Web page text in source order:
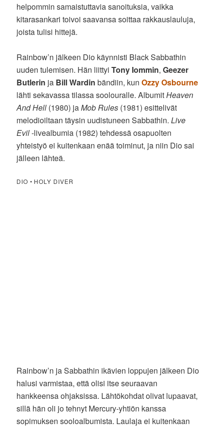
helpommin samaistuttavia sanoituksia, vaikka
kitarasankari toivoi saavansa soittaa rakkauslauluja,
joista tulisi hittejä.
Rainbow’n jälkeen Dio käynnisti Black Sabbathin
uuden tulemisen. Hän liittyiTony Iommin,Geezer
Butlerin ja Bill Wardinbändiin, kunOzzy Osbourne
lähti sekavassa tilassa soolouralle. AlbumitHeaven
And Hell (1980) jaMob Rules (1981) esittelivät
melodioiltaan täysin uudistuneen Sabbathin.Live
Evil-livealbumia (1982) tehdessä osapuolten
yhteistyö ei kuitenkaan enää toiminut, ja niin Dio sai
jälleen lähteä.
DIO • HOLY DIVER
Rainbow’n ja Sabbathin ikävien loppujen jälkeen Dio
halusi varmistaa, että olisi itse seuraavan
hankkeensa ohjaksissa. Lähtökohdat olivat lupaavat,
sillä hän oli jo tehnyt Mercury-yhtiön kanssa
sopimuksen sooloalbumista. Laulaja ei kuitenkaan